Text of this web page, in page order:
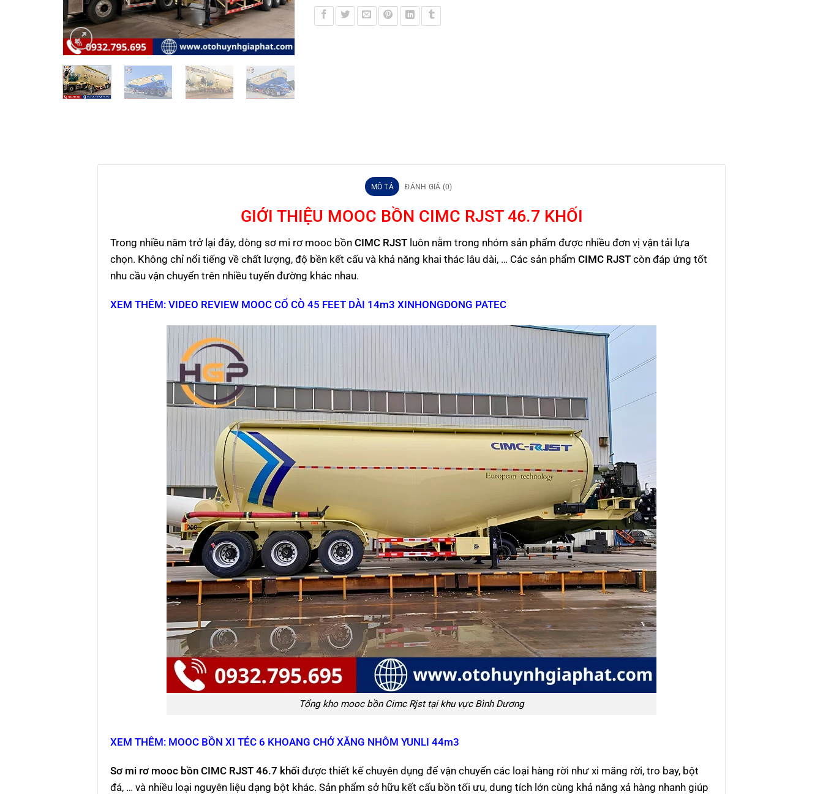
MÔ TẢ ĐÁNH GIÁ (0)
GIỚI THIỆU MOOC BỒN CIMC RJST 46.7 KHỐI
Trong nhiều năm trở lại đây, dòng sơ mi rơ mooc bồn CIMC RJST luôn nằm trong nhóm sản phẩm được nhiều đơn vị vận tải lựa
chọn. Không chỉ nổi tiếng về chất lượng, độ bền kết cấu và khả năng khai thác lâu dài, … Các sản phẩm CIMC RJST còn đáp ứng tốt
nhu cầu vận chuyển trên nhiều tuyến đường khác nhau.
XEM THÊM: VIDEO REVIEW MOOC CỔ CÒ 45 FEET DÀI 14m3 XINHONGDONG PATEC
Tổng kho mooc bồn Cimc Rjst tại khu vực Bình Dương
XEM THÊM: MOOC BỒN XI TÉC 6 KHOANG CHỞ XĂNG NHÔM YUNLI 44m3
Sơ mi rơ mooc bồn CIMC RJST 46.7 khối được thiết kế chuyên dụng để vận chuyển các loại hàng rời như xi măng rời, tro bay, bột
đá, … và nhiều loại nguyên liệu dạng bột khác. Sản phẩm sở hữu kết cấu bồn tối ưu, dung tích lớn cùng khả năng xả hàng nhanh giúp